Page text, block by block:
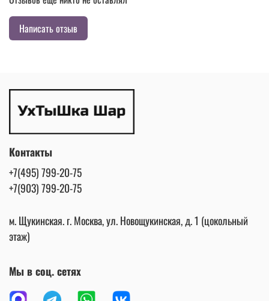
Написать отзыв
Контакты
+7(495) 799-20-75
+7(903) 799-20-75
м. Щукинская. г. Москва, ул. Новощукинская, д. 1 (цокольный
этаж)
Мы в соц. сетях